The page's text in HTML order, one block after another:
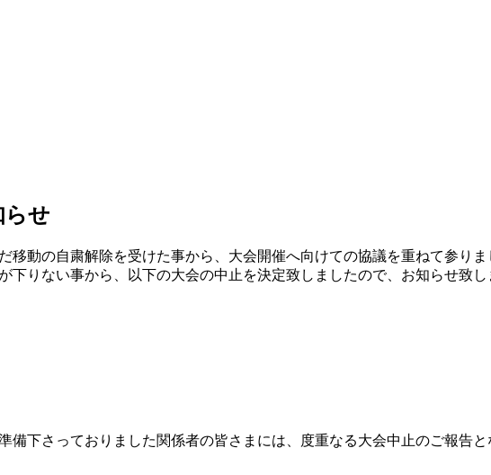
らせ
移動の自粛解除を受けた事から、大会開催へ向けての協議を重ねて参り
下りない事から、以下の大会の中止を決定致しましたので、お知らせ致し
備下さっておりました関係者の皆さまには、度重なる大会中止のご報告